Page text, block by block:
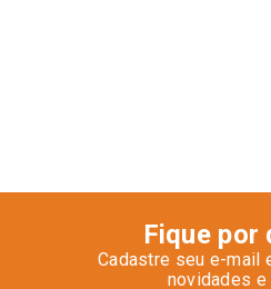
Fique por
Cadastre seu e-mail
novidades